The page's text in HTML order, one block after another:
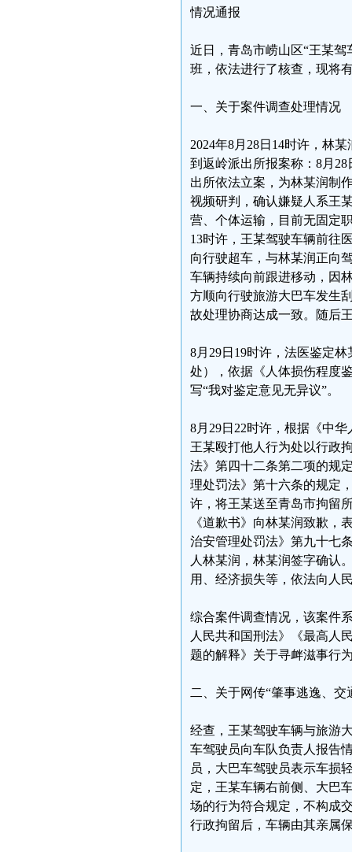
情况通报
近日，青岛市崂山区“王某
班，依法进行了核查，现将
一、关于案件调查处理情况
2024年8月28日14时许，林
到返岭派出所报案称：8月
出所依法立案，为林某润制
视频研判，确认嫌疑人系王
营、个体运输，目前无固定
13时许，王某驾驶车辆前往
向行驶超车，与林某润正向
车辆持续向前跟进移动，因
方顺向行驶旅游大巴车发生
故处理协商达成一致。随后
8月29日19时许，法医鉴定
处），依据《人体损伤程度
写“我对鉴定意见无异议”。
8月29日22时许，根据《中
王某殴打他人行为处以行政
法》第四十二条第二项的规
理处罚法》第十六条的规定
许，将王某送至青岛市拘留
《道歉书》向林某润致歉，
治安管理处罚法》第九十七
人林某润，林某润签字确认
用、经济损失等，依法向人
综合案件调查情况，该案件
人民共和国刑法》《最高人
题的解释》关于寻衅滋事行
二、关于网传“肇事逃逸、
经查，王某驾驶车辆与旅游
车驾驶员向车队负责人报告
员，大巴车驾驶员表示车损
定，王某车辆右前侧、大巴
场的行为符合规定，不构成
行政拘留后，车辆由其亲属